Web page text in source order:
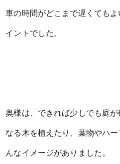
車の時間がどこまで遅くても
イントでした。
奥様は、できれば少しでも庭
なる木を植えたり、葉物やハ
んなイメージがありました。